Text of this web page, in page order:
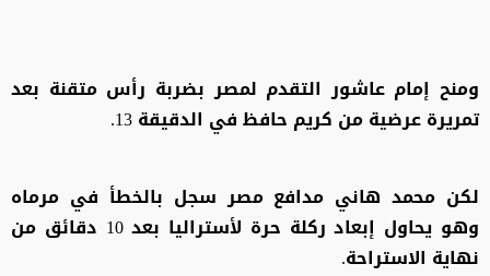
ومنح إمام عاشور التقدم لمصر بضربة رأس متقنة بعد
تمريرة عرضية من كريم حافظ في الدقيقة 13.
لكن محمد هاني مدافع مصر سجل بالخطأ في مرماه
وهو يحاول إبعاد ركلة حرة لأستراليا بعد 10 دقائق من
نهاية الاستراحة.